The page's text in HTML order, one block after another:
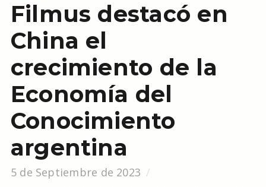
Filmus destacó en
China el
crecimiento de la
Economía del
Conocimiento
argentina
5 de Septiembre de 2023